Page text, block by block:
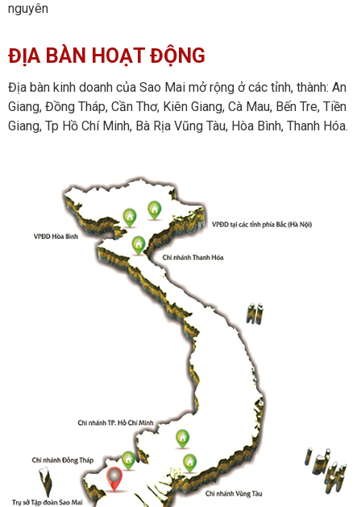
nguyên
ĐỊA BÀN HOẠT ĐỘNG
Địa bàn kinh doanh của Sao Mai mở rộng ở các tỉnh, thành: An
Giang, Đồng Tháp, Cần Thơ, Kiên Giang, Cà Mau, Bến Tre, Tiền
Giang, Tp Hồ Chí Minh, Bà Rịa Vũng Tàu, Hòa Bình, Thanh Hóa.